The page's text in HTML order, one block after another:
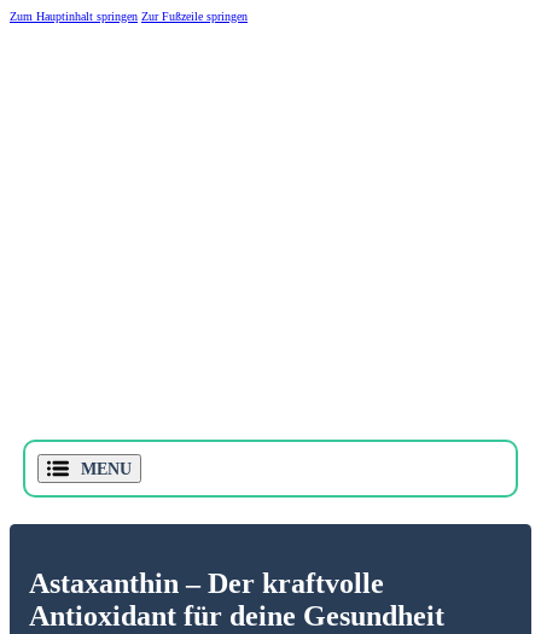
Zum Hauptinhalt springen Zur Fußzeile springen
Astaxanthin – Der kraftvolle
Antioxidant für deine Gesundheit